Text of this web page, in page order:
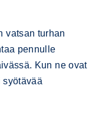
vatsan turhan
pennulle
Kun ne ovat